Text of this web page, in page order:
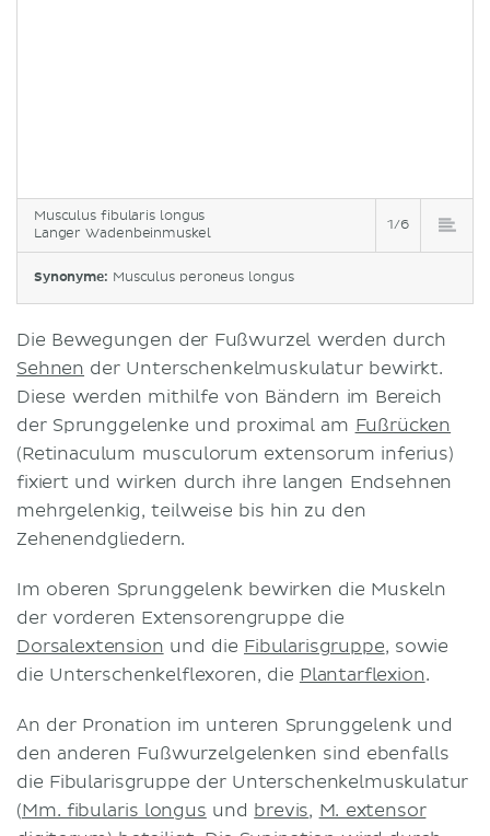
Musculus fibularis longus
Langer Wadenbeinmuskel
1/6
Synonyme: Musculus peroneus longus
Die Bewegungen der Fußwurzel werden durch
Sehnen der Unterschenkelmuskulatur bewirkt.
Diese werden mithilfe von Bändern im Bereich
der Sprunggelenke und proximal am Fußrücken
(Retinaculum musculorum extensorum inferius)
fixiert und wirken durch ihre langen Endsehnen
mehrgelenkig, teilweise bis hin zu den
Zehenendgliedern.
Im oberen Sprunggelenk bewirken die Muskeln
der vorderen Extensorengruppe die
Dorsalextension und die Fibularisgruppe, sowie
die Unterschenkelflexoren, die Plantarflexion.
An der Pronation im unteren Sprunggelenk und
den anderen Fußwurzelgelenken sind ebenfalls
die Fibularisgruppe der Unterschenkelmuskulatur
(Mm. fibularis longus und brevis, M. extensor